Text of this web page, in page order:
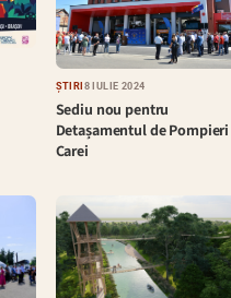
ȘTIRI 8 IULIE 2024
Sediu nou pentru
Detașamentul de Pompieri
Carei